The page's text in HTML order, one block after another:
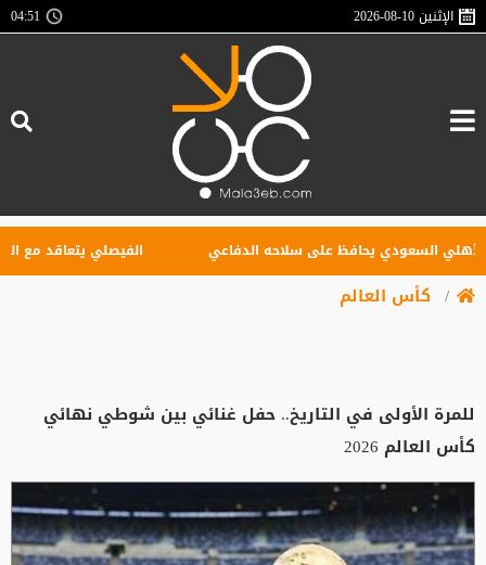
الإثنين2026-08-10
04:51
السعودي يحافظ على سلاحه الدفاعي الفيصلي يتعاقد مع
كأس العالم
للمرة الأولى في التاريخ.. حفل غنائي بين شوطي نهائي
كأس العالم 2026